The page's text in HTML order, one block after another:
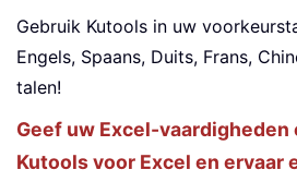
Gebruik Kutools in uw
Engels, Spaans, Duits, Frans,
talen!
Geef uw Excel-vaardigheden
Kutools voor Excel en ervaar